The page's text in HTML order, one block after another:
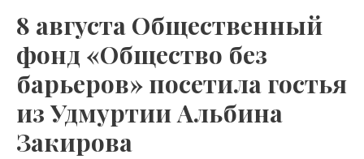
8 августа Общественный
фонд «Общество без
барьеров» посетила гостья
из Удмуртии Альбина
Закирова